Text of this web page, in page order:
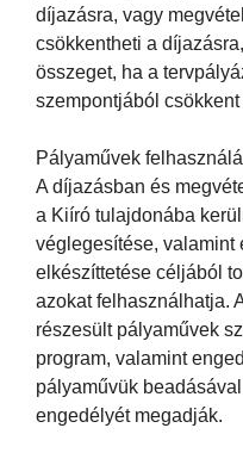
díjazásra, vagy
csökkentheti a
összeget, ha a
szempontjából
Pályaművek
A díjazásban és
a Kiíró tulajdonába
véglegesítése, valamint
elkészíttetése céljából
azokat felhasználhatja.
részesült pályaművek
program, valamint
pályaművük
engedélyét megadják.